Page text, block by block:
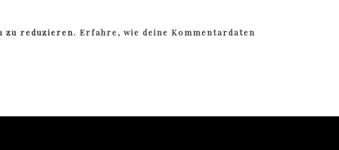
zu reduzieren.Erfahre, wie deine Kommentardaten